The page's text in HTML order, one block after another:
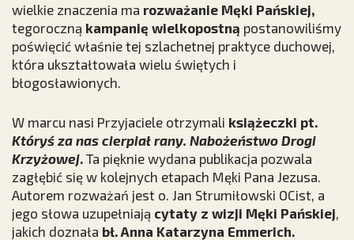
wielkie znaczenia ma rozważanie Męki Pańskiej,
tegoroczną kampanię wielkopostną postanowiliśmy
poświęcić właśnie tej szlachetnej praktyce duchowej,
która ukształtowała wielu świętych i
błogosławionych.
W marcu nasi Przyjaciele otrzymali książeczki pt.
Któryś za nas cierpiał rany. Nabożeństwo Drogi
Krzyżowej. Ta pięknie wydana publikacja pozwala
zagłębić się w kolejnych etapach Męki Pana Jezusa.
Autorem rozważań jest o. Jan Strumiłowski OCist, a
jego słowa uzupełniają cytaty z wizji Męki Pańskiej
jakich doznała bł. Anna Katarzyna Emmerich.